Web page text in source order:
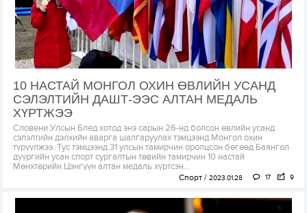
10 НАСТАЙ МОНГОЛ ОХИН ӨВЛИЙН УСАНД
СЭЛЭЛТИЙН ДАШТ-ЭЭС АЛТАН МЕДАЛЬ
ХҮРТЖЭЭ
Словени Улсын Блед хотод энэ сарын 26-нд болсон өвлийн усанд
сэлэлтийн дэлхийн аварга шалгаруулах тэмцээнд Монгол охин
түрүүлжээ. Тус тэмцээнд 31 улсын тамирчин оролцсон бөгөөд Баянгол
дүүргийн усан спорт сургалтын төвийн тамирчин 10 настай
Мөнхтөрийн Цэнгүүн алтан медаль хүртсэн...
Спорт 2023.01.28 17 9